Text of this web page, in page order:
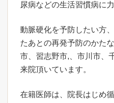
尿病などの生活習慣病に
動脈硬化を予防したい方
たあとの再発予防のかた
市、習志野市,、市川市、
来院頂いています。
在籍医師は、院長はじめ